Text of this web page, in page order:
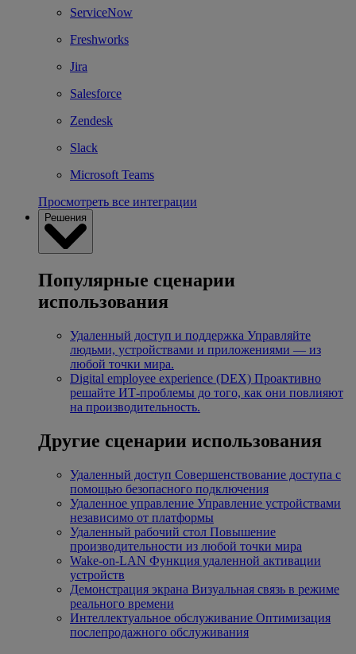
ServiceNow
Freshworks
Jira
Salesforce
Zendesk
Slack
Microsoft Teams
Просмотреть все интеграции
Решения
Популярные сценарии
использования
Удаленный доступ и поддержка Управляйте
людьми, устройствами и приложениями — из
любой точки мира.
Digital employee experience (DEX) Проактивно
решайте ИТ-проблемы до того, как они повлияют
на производительность.
Другие сценарии использования
Удаленный доступ Совершенствование доступа с
помощью безопасного подключения
Удаленное управление Управление устройствами
независимо от платформы
Удаленный рабочий стол Повышение
производительности из любой точки мира
Wake-on-LAN Функция удаленной активации
устройств
Демонстрация экрана Визуальная связь в режиме
реального времени
Интеллектуальное обслуживание Оптимизация
послепродажного обслуживания